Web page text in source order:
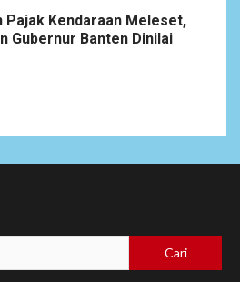
Kendaraan Meleset,
Gubernur Banten Dinilai